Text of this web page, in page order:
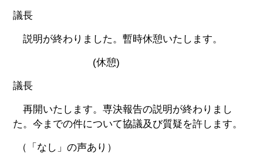
議長
説明が終わりました。暫時休憩いたします。
(休憩)
議長
再開いたします。専決報告の説明が終わりまし
た。今までの件について協議及び質疑を許します。
（「なし」の声あり）